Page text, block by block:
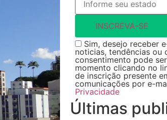
INSCREVA-SE
Sim, desejo receber
noticias, tendências ou
consentimento pode
momento clicando no
de inscrição presente
comunicações por e-
Privacidade
Últimas